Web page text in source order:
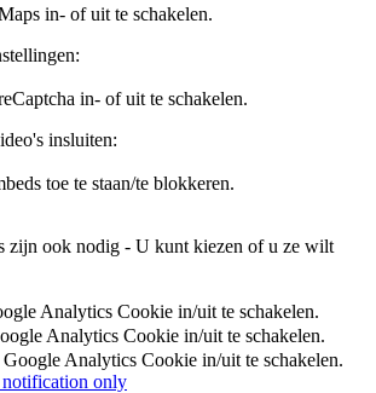
in- of uit te schakelen.
in- of uit te schakelen.
insluiten:
toe te staan/te blokkeren.
zijn ook nodig - U kunt kiezen of u ze wilt
Analytics Cookie in/uit te schakelen.
Analytics Cookie in/uit te schakelen.
Analytics Cookie in/uit te schakelen.
only